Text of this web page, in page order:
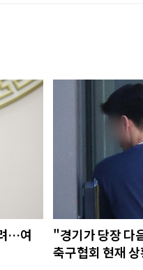
…여
"경기가 당장 다
축구협회 현재